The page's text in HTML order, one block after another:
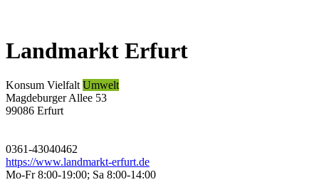
Landmarkt Erfurt
Konsum Vielfalt Umwelt
Magdeburger Allee 53
99086 Erfurt
0361-43040462
https://www.landmarkt-erfurt.de
Mo-Fr 8:00-19:00; Sa 8:00-14:00